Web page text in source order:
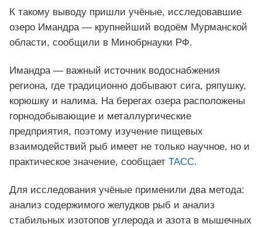
К такому выводу пришли учёные, исследовавшие
озеро Имандра — крупнейший водоём Мурманской
области, сообщили в Минобрнауки РФ.
Имандра — важный источник водоснабжения
региона, где традиционно добывают сига, ряпушку,
корюшку и налима. На берегах озера расположены
горнодобывающие и металлургические
предприятия, поэтому изучение пищевых
взаимодействий рыб имеет не только научное, но и
практическое значение, сообщает ТАСС.
Для исследования учёные применили два метода:
анализ содержимого желудков рыб и анализ
стабильных изотопов углерода и азота в мышечных